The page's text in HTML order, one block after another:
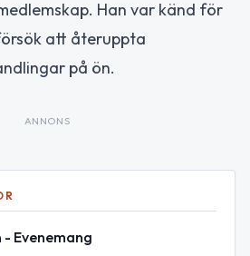
Han var känd för
att återuppta
på ön.
ANNONS
Evenemang